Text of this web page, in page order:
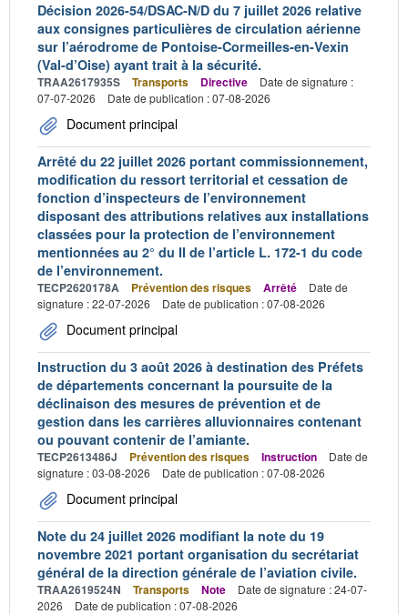
Décision 2026-54/DSAC-N/D du 7 juillet 2026 relative
aux consignes particulières de circulation aérienne
sur l’aérodrome de Pontoise-Cormeilles-en-Vexin
(Val-d’Oise) ayant trait à la sécurité.
TRAA2617935S Transports Directive
Date de signature :
07-07-2026
Date de publication : 07-08-2026
Document principal
Arrêté du 22 juillet 2026 portant commissionnement,
modification du ressort territorial et cessation de
fonction d’inspecteurs de l’environnement
disposant des attributions relatives aux installations
classées pour la protection de l’environnement
mentionnées au 2° du II de l’article L. 172-1 du code
de l’environnement.
TECP2620178A Prévention des risques Arrêté
Date de
signature : 22-07-2026
Date de publication : 07-08-2026
Document principal
Instruction du 3 août 2026 à destination des Préfets
de départements concernant la poursuite de la
déclinaison des mesures de prévention et de
gestion dans les carrières alluvionnaires contenant
ou pouvant contenir de l’amiante.
TECP2613486J Prévention des risques Instruction
Date de
signature : 03-08-2026
Date de publication : 07-08-2026
Document principal
Note du 24 juillet 2026 modifiant la note du 19
novembre 2021 portant organisation du secrétariat
général de la direction générale de l’aviation civile.
TRAA2619524N Transports Note
Date de signature : 24-07-
2026
Date de publication : 07-08-2026